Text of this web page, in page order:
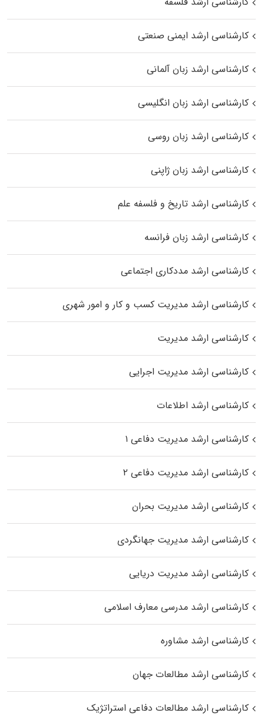
کارشناسی ارشد ایمنی صنعتی
کارشناسی ارشد زبان آلمانی
کارشناسی ارشد زبان انگلیسی
کارشناسی ارشد زبان روسی
کارشناسی ارشد زبان ژاپنی
کارشناسی ارشد تاریخ و فلسفه علم
کارشناسی ارشد زبان فرانسه
کارشناسی ارشد مددکاری اجتماعی
کارشناسی ارشد مدیریت کسب و کار و امور شهری
کارشناسی ارشد مدیریت
کارشناسی ارشد مدیریت اجرایی
کارشناسی ارشد اطلاعات
کارشناسی ارشد مدیریت دفاعی ۱
کارشناسی ارشد مدیریت دفاعی ۲
کارشناسی ارشد مدیریت بحران
کارشناسی ارشد مدیریت جهانگردی
کارشناسی ارشد مدیریت دریایی
کارشناسی ارشد مدرسی معارف اسلامی
کارشناسی ارشد مشاوره
کارشناسی ارشد مطالعات جهان
کارشناسی ارشد مطالعات دفاعی استراتژیک